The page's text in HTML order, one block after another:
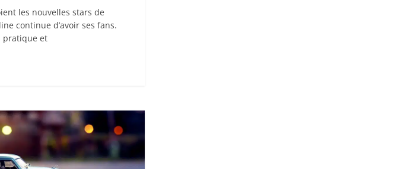
les nouvelles stars de
continue d’avoir ses fans.
pratique et